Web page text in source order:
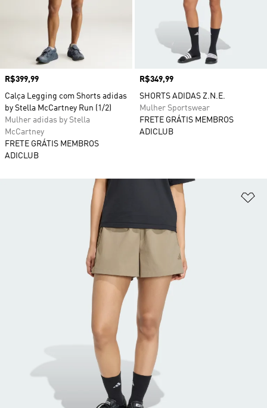
Preço
R$399,99
Calça Legging com Shorts adidas
by Stella McCartney Run (1/2)
Mulher adidas by Stella
McCartney
FRETE GRÁTIS MEMBROS
ADICLUB
Preço
R$349,99
SHORTS ADIDAS Z.N.E.
Mulher Sportswear
FRETE GRÁTIS MEMBROS
ADICLUB